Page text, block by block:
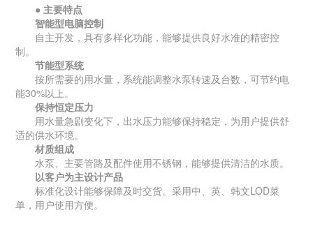
● 主要特点
智能型电脑控制
自主开发，具有多样化功能，能够提供良好水准的精密控
制。
节能型系统
按所需要的用水量，系统能调整水泵转速及台数，可节约电
能30%以上。
保持恒定压力
用水量急剧变化下，出水压力能够保持稳定，为用户提供舒
适的供水环境。
材质组成
水泵、主要管路及配件使用不锈钢，能够提供清洁的水质。
以客户为主设计产品
标准化设计能够保障及时交货。采用中、英、韩文LOD菜
单，用户使用方便。